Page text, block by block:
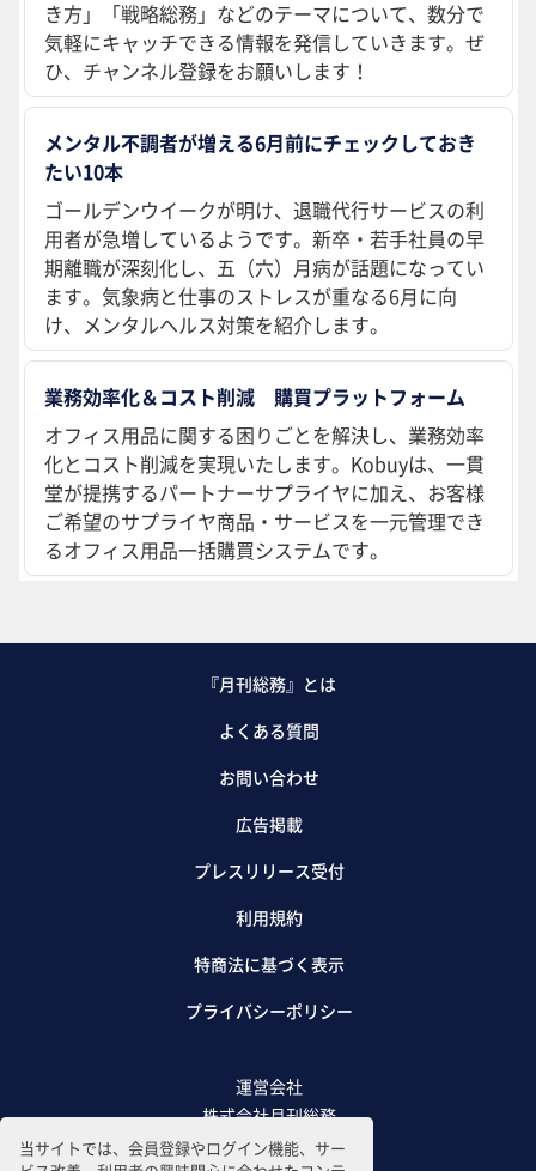
当サイトでは、会員登録やログイン機能、サー
き方」「戦略総務」などのテーマについて、数分で
気軽にキャッチできる情報を発信していきます。ぜ
ひ、チャンネル登録をお願いします！
メンタル不調者が増える6月前にチェックしておき
たい10本
ゴールデンウイークが明け、退職代行サービスの利
用者が急増しているようです。新卒・若手社員の早
期離職が深刻化し、五（六）月病が話題になってい
ます。気象病と仕事のストレスが重なる6月に向
け、メンタルヘルス対策を紹介します。
業務効率化＆コスト削減 購買プラットフォーム
オフィス用品に関する困りごとを解決し、業務効率
化とコスト削減を実現いたします。Kobuyは、一貫
堂が提携するパートナーサプライヤに加え、お客様
ご希望のサプライヤ商品・サービスを一元管理でき
るオフィス用品一括購買システムです。
『月刊総務』とは
よくある質問
お問い合わせ
広告掲載
プレスリリース受付
利用規約
特商法に基づく表示
プライバシーポリシー
運営会社
株式会社月刊総務